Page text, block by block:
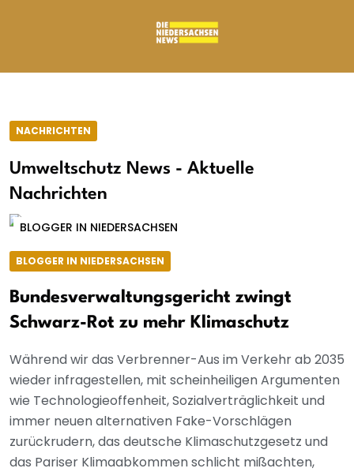
NACHRICHTEN
Umweltschutz News - Aktuelle
Nachrichten
BLOGGER IN NIEDERSACHSEN
BLOGGER IN NIEDERSACHSEN
Bundesverwaltungsgericht zwingt
Schwarz-Rot zu mehr Klimaschutz
Während wir das Verbrenner-Aus im Verkehr ab 2035
wieder infragestellen, mit scheinheiligen Argumenten
wie Technologieoffenheit, Sozialverträglichkeit und
immer neuen alternativen Fake-Vorschlägen
zurückrudern, das deutsche Klimaschutzgesetz und
das Pariser Klimaabkommen schlicht mißachten,